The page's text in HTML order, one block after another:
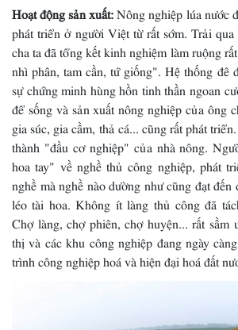
Hoạt động sản xuất:Nông nghiệp lúa nước
phát triển ở người Việt từ rất sớm. Trải
cha ta đã tổng kết kinh nghiệm làm ruộng
nhì phân, tam cần, tứ giống". Hệ thống đê
sự chứng minh hùng hồn tinh thần ngoan
để sống và sản xuất nông nghiệp của ông
gia súc, gia cầm, thả cá... cũng rất phát
thành "đầu cơ nghiệp" của nhà nông.
hoa tay" về nghề thủ công nghiệp, phát
nghề mà nghề nào dường như cũng đạt
léo tài hoa. Không ít làng thủ công đã
Chợ làng, chợ phiên, chợ huyện... rất sầm
thị và các khu công nghiệp đang ngày
trình công nghiệp hoá và hiện đại hoá đất